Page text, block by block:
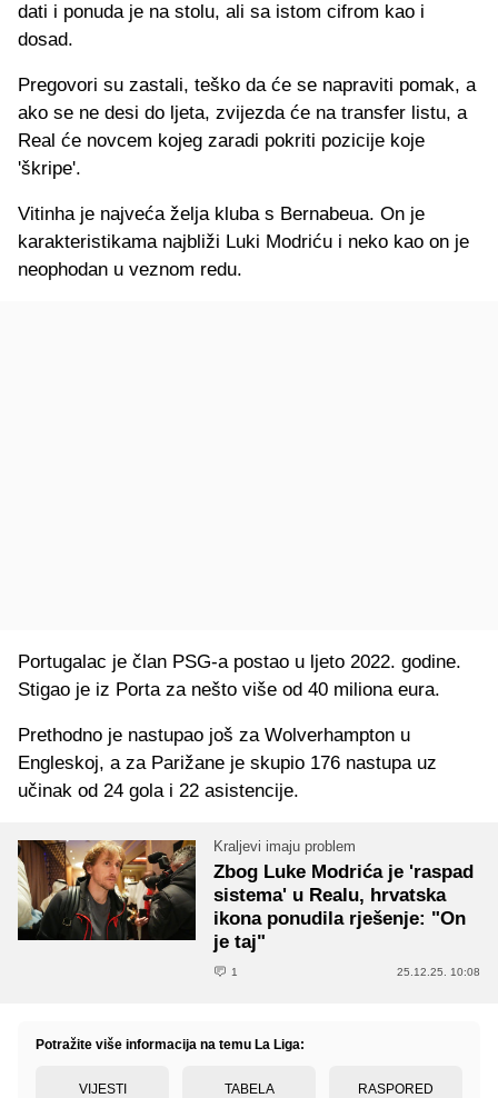
dati i ponuda je na stolu, ali sa istom cifrom kao i
dosad.
Pregovori su zastali, teško da će se napraviti pomak, a
ako se ne desi do ljeta, zvijezda će na transfer listu, a
Real će novcem kojeg zaradi pokriti pozicije koje
'škripe'.
Vitinha je najveća želja kluba s Bernabeua. On je
karakteristikama najbliži Luki Modriću i neko kao on je
neophodan u veznom redu.
Portugalac je član PSG-a postao u ljeto 2022. godine.
Stigao je iz Porta za nešto više od 40 miliona eura.
Prethodno je nastupao još za Wolverhampton u
Engleskoj, a za Parižane je skupio 176 nastupa uz
učinak od 24 gola i 22 asistencije.
Kraljevi imaju problem
Zbog Luke Modrića je 'raspad
sistema' u Realu, hrvatska
ikona ponudila rješenje: "On
je taj"
1 25.12.25. 10:08
Potražite više informacija na temu La Liga:
VIJESTI TABELA RASPORED